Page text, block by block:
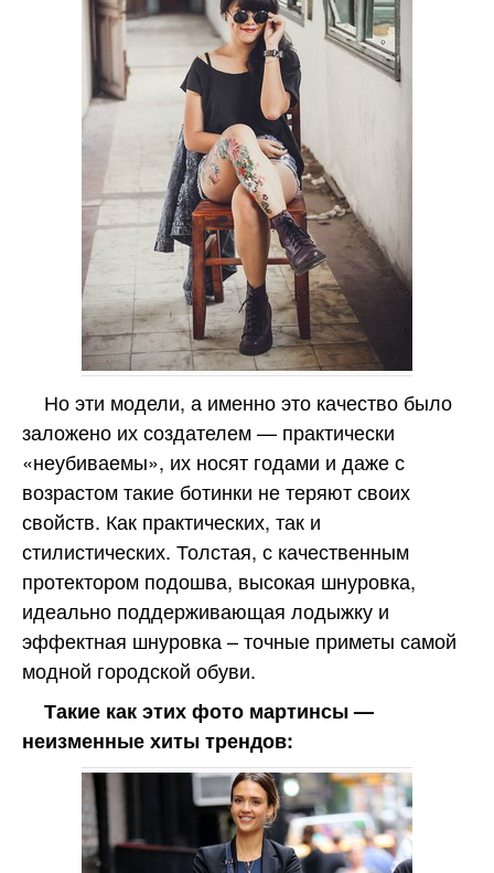
Но эти модели, а именно это качество было
заложено их создателем — практически
«неубиваемы», их носят годами и даже с
возрастом такие ботинки не теряют своих
свойств. Как практических, так и
стилистических. Толстая, с качественным
протектором подошва, высокая шнуровка,
идеально поддерживающая лодыжку и
эффектная шнуровка – точные приметы самой
модной городской обуви.
Такие как этих фото мартинсы —
неизменные хиты трендов: